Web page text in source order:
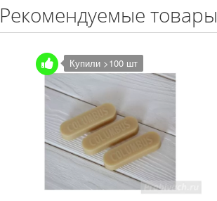
Рекомендуемые товары
Купили >100 шт